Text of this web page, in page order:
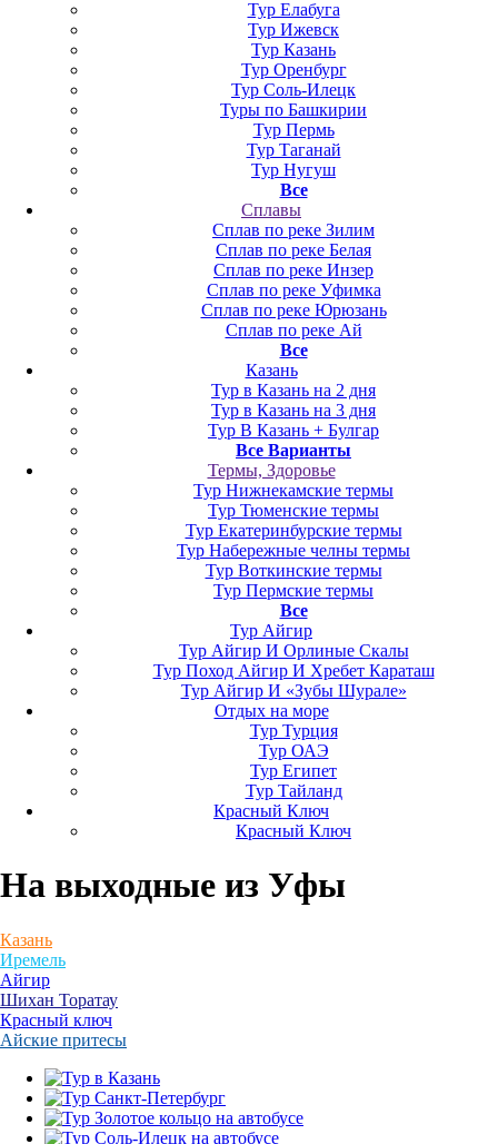
Тур Елабуга
Тур Ижевск
Тур Казань
Тур Оренбург
Тур Соль-Илецк
Туры по Башкирии
Тур Пермь
Тур Таганай
Тур Нугуш
Все
Сплавы
Сплав по реке Зилим
Сплав по реке Белая
Сплав по реке Инзер
Сплав по реке Уфимка
Сплав по реке Юрюзань
Сплав по реке Ай
Все
Казань
Тур в Казань на 2 дня
Тур в Казань на 3 дня
Тур В Казань + Булгар
Все Варианты
Термы, Здоровье
Тур Нижнекамские термы
Тур Тюменские термы
Тур Екатеринбурские термы
Тур Набережные челны термы
Тур Воткинские термы
Тур Пермские термы
Все
Тур Айгир
Тур Айгир И Орлиные Скалы
Тур Поход Айгир И Хребет Караташ
Тур Айгир И «Зубы Шурале»
Отдых на море
Тур Турция
Тур ОАЭ
Тур Египет
Тур Тайланд
Красный Ключ
Красный Ключ
На выходные из Уфы
Казань
Иремель
Айгир
Шихан Торатау
Красный ключ
Айские притесы